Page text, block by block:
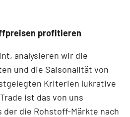
profitieren
analysieren wir die
und die Saisonalität von
Kriterien lukrative
ist das von uns
der die Rohstoff-Märkte nach